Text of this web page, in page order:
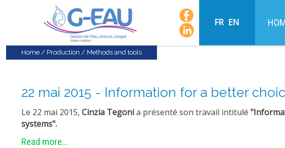
FR EN
Home / Production / Methods and tools
22 mai 2015 - Information for a better
Le 22 mai 2015, Cinzia Tegonia présenté son travail intitulé
systems".
Read more...